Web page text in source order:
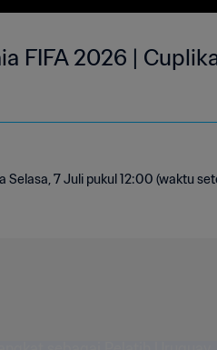
FIFA 2026 |
7 Juli pukul 12:00 (waktu